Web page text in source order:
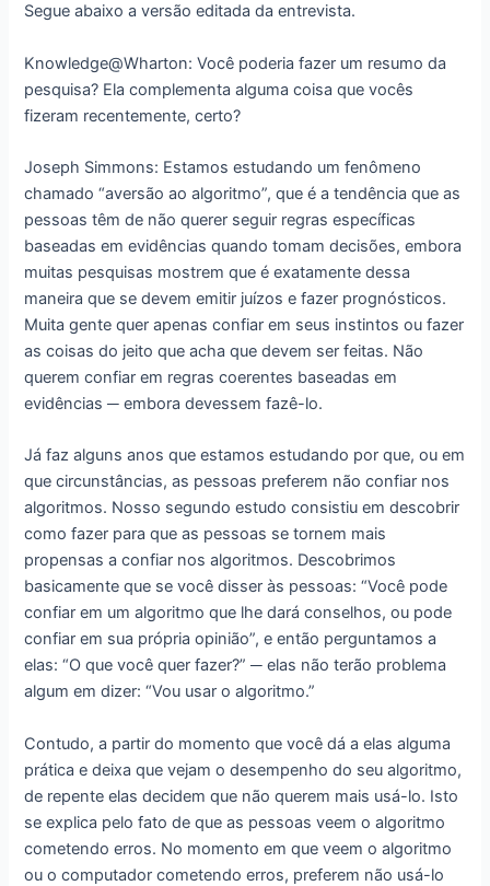
Segue abaixo a versão editada da entrevista.
Knowledge@Wharton: Você poderia fazer um resumo da
pesquisa? Ela complementa alguma coisa que vocês
fizeram recentemente, certo?
Joseph Simmons: Estamos estudando um fenômeno
chamado “aversão ao algoritmo”, que é a tendência que as
pessoas têm de não querer seguir regras específicas
baseadas em evidências quando tomam decisões, embora
muitas pesquisas mostrem que é exatamente dessa
maneira que se devem emitir juízos e fazer prognósticos.
Muita gente quer apenas confiar em seus instintos ou fazer
as coisas do jeito que acha que devem ser feitas. Não
querem confiar em regras coerentes baseadas em
evidências ─ embora devessem fazê-lo.
Já faz alguns anos que estamos estudando por que, ou em
que circunstâncias, as pessoas preferem não confiar nos
algoritmos. Nosso segundo estudo consistiu em descobrir
como fazer para que as pessoas se tornem mais
propensas a confiar nos algoritmos. Descobrimos
basicamente que se você disser às pessoas: “Você pode
confiar em um algoritmo que lhe dará conselhos, ou pode
confiar em sua própria opinião”, e então perguntamos a
elas: “O que você quer fazer?” ─ elas não terão problema
algum em dizer: “Vou usar o algoritmo.”
Contudo, a partir do momento que você dá a elas alguma
prática e deixa que vejam o desempenho do seu algoritmo,
de repente elas decidem que não querem mais usá-lo. Isto
se explica pelo fato de que as pessoas veem o algoritmo
cometendo erros. No momento em que veem o algoritmo
ou o computador cometendo erros, preferem não usá-lo